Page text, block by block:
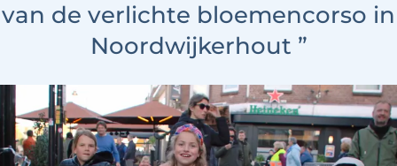
van de verlichte bloemencorso in
Noordwijkerhout ”